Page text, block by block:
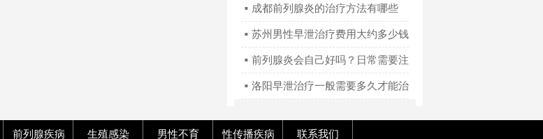
钱
■ 成都前列腺炎的治疗方法有哪些
■ 苏州男性早泄治疗费用大约多少钱
■ 前列腺炎会自己好吗？日常需要注
意什么
■ 洛阳早泄治疗一般需要多久才能治
前列腺疾病 生殖感染 男性不育 性传播疾病 联系我们